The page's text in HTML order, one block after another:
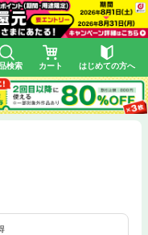
検索 カート はじめての方へ